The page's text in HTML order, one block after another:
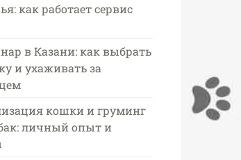
как работает сервис
в Казани: как выбрать
и ухаживать за
кошки и груминг
личный опыт и